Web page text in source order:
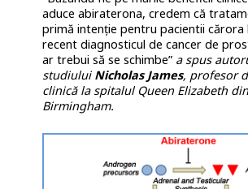
aduce abiraterona, credem că
primă intenție pentru pacientii cărora
recent diagnosticul de cancer de
ar trebui să se schimbe” a spus
studiului Nicholas James, profesor
clinică la spitalul Queen Elizabeth din
Birmingham.